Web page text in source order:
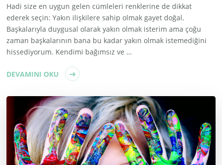
Hadi size en uygun gelen cümleleri renklerine de dikkat
ederek seçin: Yakın ilişkilere sahip olmak gayet doğal.
Başkalarıyla duygusal olarak yakın olmak isterim ama çoğu
zaman başkalarının bana bu kadar yakın olmak istemediğini
hissediyorum. Kendimi bağımsız ve …
DEVAMINI OKU